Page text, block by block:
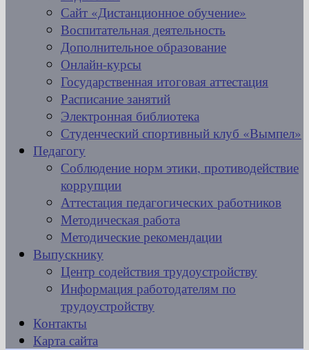
Сайт «Дистанционное обучение»
Воспитательная деятельность
Дополнительное образование
Онлайн-курсы
Государственная итоговая аттестация
Расписание занятий
Электронная библиотека
Студенческий спортивный клуб «Вымпел»
Педагогу
Соблюдение норм этики, противодействие
коррупции
Аттестация педагогических работников
Методическая работа
Методические рекомендации
Выпускнику
Центр содействия трудоустройству
Информация работодателям по
трудоустройству
Контакты
Карта сайта